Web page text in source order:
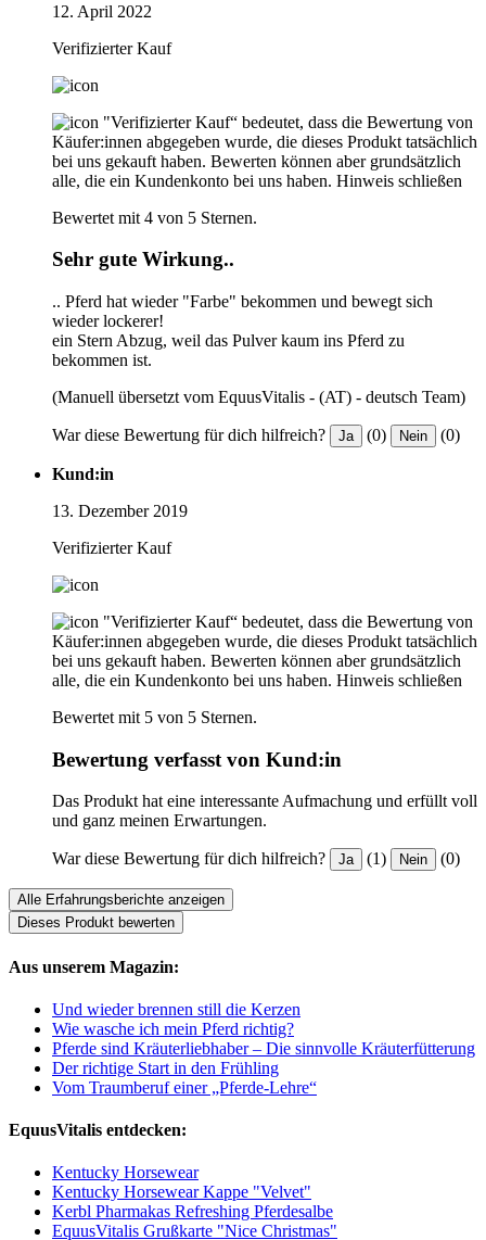
12. April 2022
Verifizierter Kauf
"Verifizierter Kauf“ bedeutet, dass die Bewertung von
Käufer:innen abgegeben wurde, die dieses Produkt tatsächlich
bei uns gekauft haben. Bewerten können aber grundsätzlich
alle, die ein Kundenkonto bei uns haben. Hinweis schließen
Bewertet mit 4 von 5 Sternen.
Sehr gute Wirkung..
.. Pferd hat wieder "Farbe" bekommen und bewegt sich
wieder lockerer!
ein Stern Abzug, weil das Pulver kaum ins Pferd zu
bekommen ist.
(Manuell übersetzt vom EquusVitalis - (AT) - deutsch Team)
War diese Bewertung für dich hilfreich? Ja (0) Nein (0)
Kund:in
13. Dezember 2019
Verifizierter Kauf
"Verifizierter Kauf“ bedeutet, dass die Bewertung von
Käufer:innen abgegeben wurde, die dieses Produkt tatsächlich
bei uns gekauft haben. Bewerten können aber grundsätzlich
alle, die ein Kundenkonto bei uns haben. Hinweis schließen
Bewertet mit 5 von 5 Sternen.
Bewertung verfasst von Kund:in
Das Produkt hat eine interessante Aufmachung und erfüllt voll
und ganz meinen Erwartungen.
War diese Bewertung für dich hilfreich? Ja (1) Nein (0)
Alle Erfahrungsberichte anzeigen
Dieses Produkt bewerten
Aus unserem Magazin:
Und wieder brennen still die Kerzen
Wie wasche ich mein Pferd richtig?
Pferde sind Kräuterliebhaber – Die sinnvolle Kräuterfütterung
Der richtige Start in den Frühling
Vom Traumberuf einer „Pferde-Lehre“
EquusVitalis entdecken:
Kentucky Horsewear
Kentucky Horsewear Kappe "Velvet"
Kerbl Pharmakas Refreshing Pferdesalbe
EquusVitalis Grußkarte "Nice Christmas"